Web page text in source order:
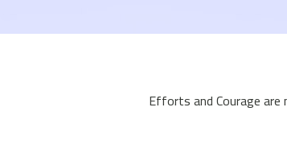
Efforts and Courage